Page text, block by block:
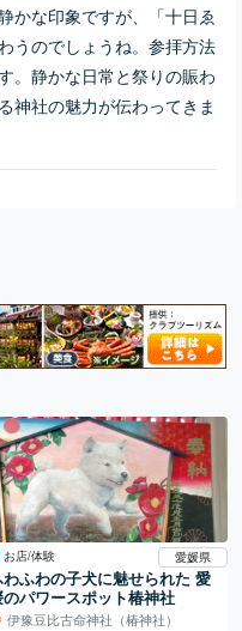
かな印象ですが、「十日ゑ
うのでしょうね。参拝方法
。静かな日常と祭りの賑わ
神社の魅力が伝わってきま
お店/体験 愛媛県
わふわの子犬に魅せられた 愛
のパワースポット椿神社
伊豫豆比古命神社（椿神社）